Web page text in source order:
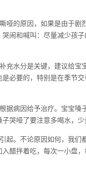
的原因，如果是由于
闹和喊叫：尽量减少孩
充水分是关键，建议给
必要的，特别是在季节
据病因给予治疗。宝宝
哭哑了要注意多喝水，
。不论原因如何，我们
醋拌着吃，每次一小盘